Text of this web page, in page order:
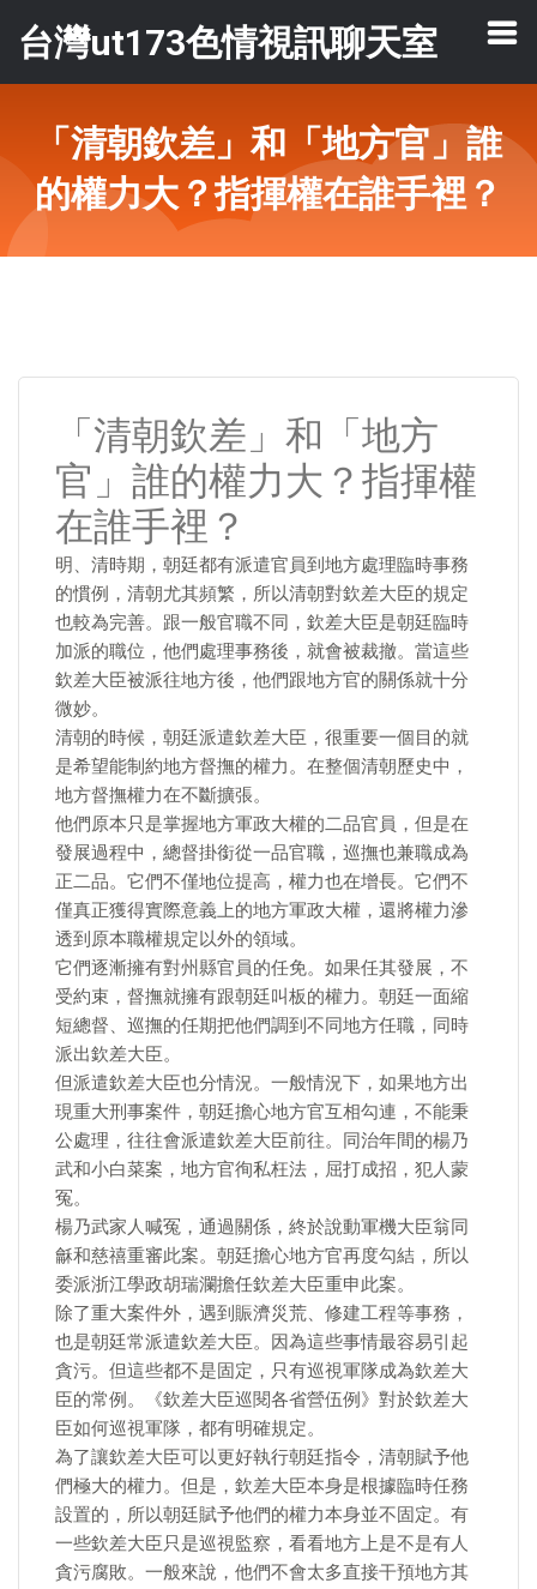
台灣ut173色情視訊聊天室
「清朝欽差」和「地方官」誰
的權力大？指揮權在誰手裡？
「清朝欽差」和「地方
官」誰的權力大？指揮權
在誰手裡？
明、清時期，朝廷都有派遣官員到地方處理臨時事務
的慣例，清朝尤其頻繁，所以清朝對欽差大臣的規定
也較為完善。跟一般官職不同，欽差大臣是朝廷臨時
加派的職位，他們處理事務後，就會被裁撤。當這些
欽差大臣被派往地方後，他們跟地方官的關係就十分
微妙。
清朝的時候，朝廷派遣欽差大臣，很重要一個目的就
是希望能制約地方督撫的權力。在整個清朝歷史中，
地方督撫權力在不斷擴張。
他們原本只是掌握地方軍政大權的二品官員，但是在
發展過程中，總督掛銜從一品官職，巡撫也兼職成為
正二品。它們不僅地位提高，權力也在增長。它們不
僅真正獲得實際意義上的地方軍政大權，還將權力滲
透到原本職權規定以外的領域。
它們逐漸擁有對州縣官員的任免。如果任其發展，不
受約束，督撫就擁有跟朝廷叫板的權力。朝廷一面縮
短總督、巡撫的任期把他們調到不同地方任職，同時
派出欽差大臣。
但派遣欽差大臣也分情況。一般情況下，如果地方出
現重大刑事案件，朝廷擔心地方官互相勾連，不能秉
公處理，往往會派遣欽差大臣前往。同治年間的楊乃
武和小白菜案，地方官徇私枉法，屈打成招，犯人蒙
冤。
楊乃武家人喊冤，通過關係，終於說動軍機大臣翁同
龢和慈禧重審此案。朝廷擔心地方官再度勾結，所以
委派浙江學政胡瑞瀾擔任欽差大臣重申此案。
除了重大案件外，遇到賑濟災荒、修建工程等事務，
也是朝廷常派遣欽差大臣。因為這些事情最容易引起
貪污。但這些都不是固定，只有巡視軍隊成為欽差大
臣的常例。《欽差大臣巡閱各省營伍例》對於欽差大
臣如何巡視軍隊，都有明確規定。
為了讓欽差大臣可以更好執行朝廷指令，清朝賦予他
們極大的權力。但是，欽差大臣本身是根據臨時任務
設置的，所以朝廷賦予他們的權力本身並不固定。有
一些欽差大臣只是巡視監察，看看地方上是不是有人
貪污腐敗。一般來說，他們不會太多直接干預地方其